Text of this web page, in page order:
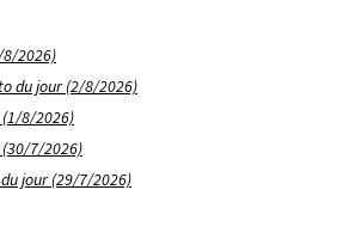
2026)
du jour (2/8/2026)
8/2026)
7/2026)
jour (29/7/2026)